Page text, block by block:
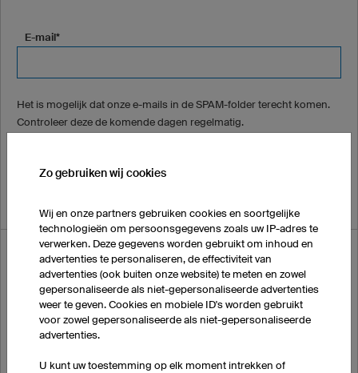
E-mail*
Het is mogelijk dat onze e-mails in de SPAM-folder terecht komen.
Controleer deze de komende dagen regelmatig.
Waar heeft u van ons gehoord?
Zo gebruiken wij cookies
Wij en onze partners gebruiken cookies en soortgelijke
technologieën om persoonsgegevens zoals uw IP-adres te
verwerken. Deze gegevens worden gebruikt om inhoud en
advertenties te personaliseren, de effectiviteit van
advertenties (ook buiten onze website) te meten en zowel
gepersonaliseerde als niet-gepersonaliseerde advertenties
weer te geven. Cookies en mobiele ID's worden gebruikt
voor zowel gepersonaliseerde als niet-gepersonaliseerde
advertenties.
U kunt uw toestemming op elk moment intrekken of